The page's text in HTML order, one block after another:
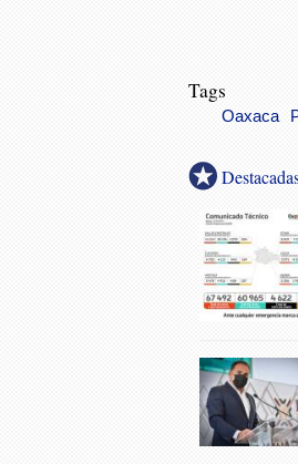
Tags
Oaxaca